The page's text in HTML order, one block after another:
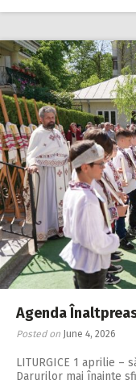
Agenda
Posted on June 4, 2026
LITURGICE 1 aprilie –
Darurilor mai înainte